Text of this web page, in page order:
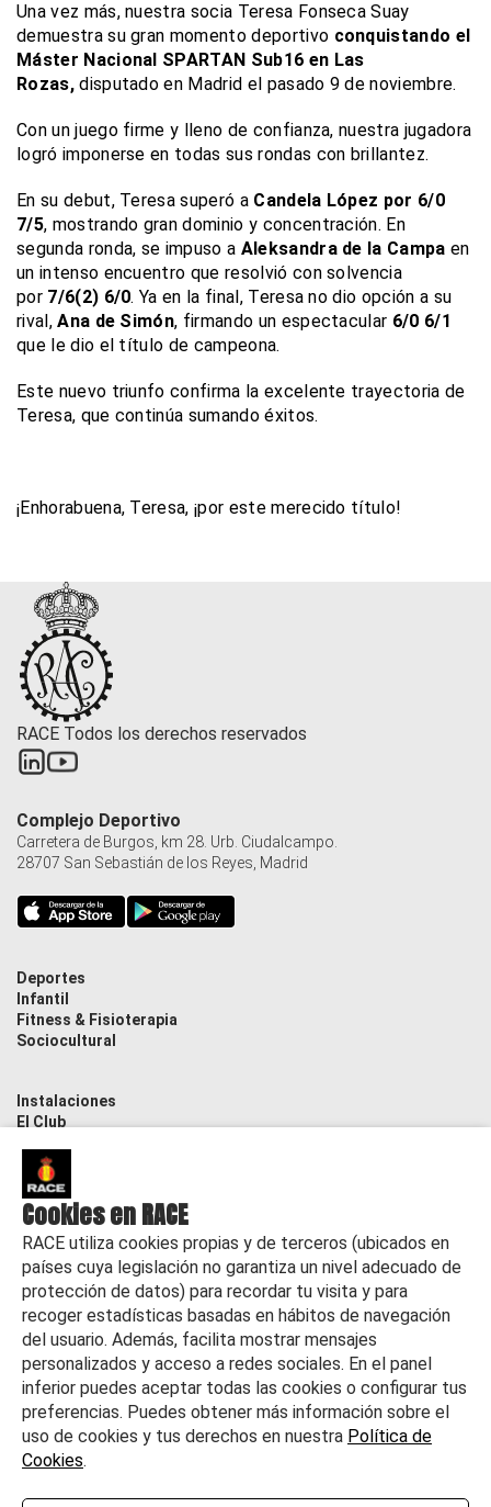
Cookies en RACE
RACE utiliza cookies propias y de terceros (ubicados en
países cuya legislación no garantiza un nivel adecuado de
protección de datos) para recordar tu visita y para
recoger estadísticas basadas en hábitos de navegación
del usuario. Además, facilita mostrar mensajes
personalizados y acceso a redes sociales. En el panel
inferior puedes aceptar todas las cookies o configurar tus
preferencias. Puedes obtener más información sobre el
uso de cookies y tus derechos en nuestra Política de
Cookies.
Una vez más, nuestra socia Teresa Fonseca Suay
demuestra su gran momento deportivo conquistando el
Máster Nacional SPARTAN Sub16 en Las
Rozas,disputado en Madrid el pasado 9 de noviembre.
Con un juego firme y lleno de confianza, nuestra jugadora
logró imponerse en todas sus rondas con brillantez.
En su debut, Teresa superó a Candela López por 6/0
7/5, mostrando gran dominio y concentración. En
segunda ronda, se impuso a Aleksandra de la Campaen
un intenso encuentro que resolvió con solvencia
por 7/6(2) 6/0. Ya en la final, Teresa no dio opción a su
rival,Ana de Simón, firmando un espectacular 6/0 6/1
que le dio el título de campeona.
Este nuevo triunfo confirma la excelente trayectoria de
Teresa, que continúa sumando éxitos.
¡Enhorabuena, Teresa, ¡por este merecido título!
RACE Todos los derechos reservados
Deportes
Infantil
Fitness & Fisioterapia
Sociocultural
Instalaciones
El Club
Actualidad
Complejo Deportivo
Carretera de Burgos, km 28. Urb. Ciudalcampo.
28707 San Sebastián de los Reyes, Madrid
©2026 RACE Todos los derechos reservados